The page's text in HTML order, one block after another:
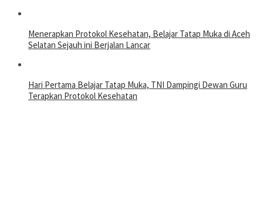
Menerapkan Protokol Kesehatan, Belajar Tatap Muka di Aceh
Selatan Sejauh ini Berjalan Lancar
Hari Pertama Belajar Tatap Muka, TNI Dampingi Dewan Guru
Terapkan Protokol Kesehatan